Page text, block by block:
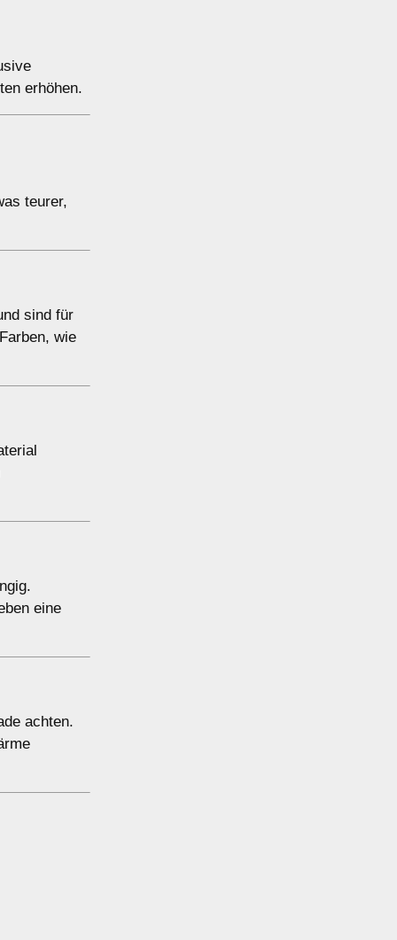
erhöhen.
teurer,
sind für
wie
eine
achten.